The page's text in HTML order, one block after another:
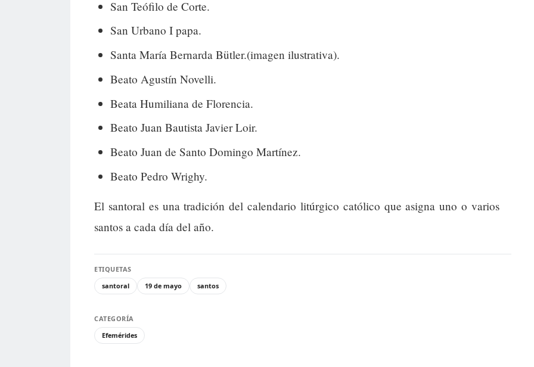
San Teófilo de Corte.
San Urbano I papa.
Santa María Bernarda Bütler.(imagen ilustrativa).
Beato Agustín Novelli.
Beata Humiliana de Florencia.
Beato Juan Bautista Javier Loir.
Beato Juan de Santo Domingo Martínez.
Beato Pedro Wrighy.
El santoral es una tradición del calendario litúrgico católico que asigna uno o varios
santos a cada día del año.
ETIQUETAS
santoral
19 de mayo santos
CATEGORÍA
Efemérides